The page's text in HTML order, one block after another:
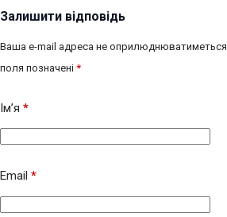
Залишити відповідь
Ваша e-mail адреса не оприлюднюватиметься.
поля позначені *
Ім’я *
Email *